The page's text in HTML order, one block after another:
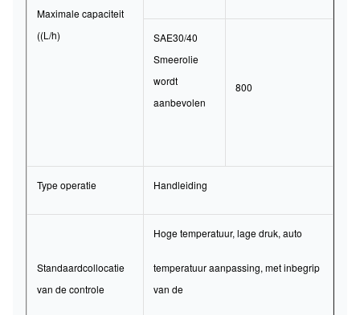
Maximale capaciteit
((L/h)
SAE30/40
Smeerolie
wordt
aanbevolen
800
Type operatie Handleiding
Standaardcollocatie
van de controle
Hoge temperatuur, lage druk, auto
temperatuur aanpassing, met inbegrip
van de